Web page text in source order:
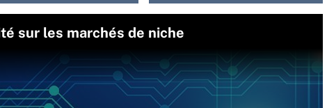
sur les marchés de niche